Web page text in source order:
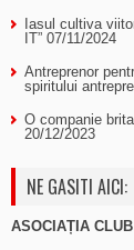
Iasul cultiva
IT” 07/11/2024
Antreprenor
spiritului
O companie
20/12/2023
NE GASITI AICI:
ASOCIAȚIA